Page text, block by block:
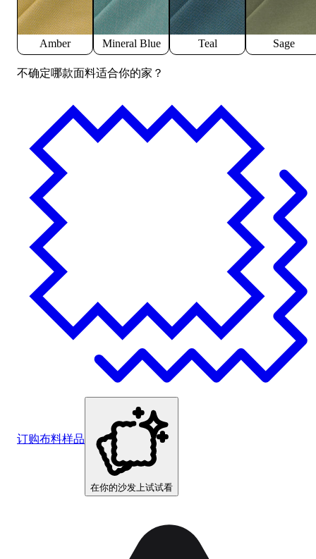
Amber Mineral Blue Teal Sage
不确定哪款面料适合你的家？
订购布料样品
在你的沙发上试试看